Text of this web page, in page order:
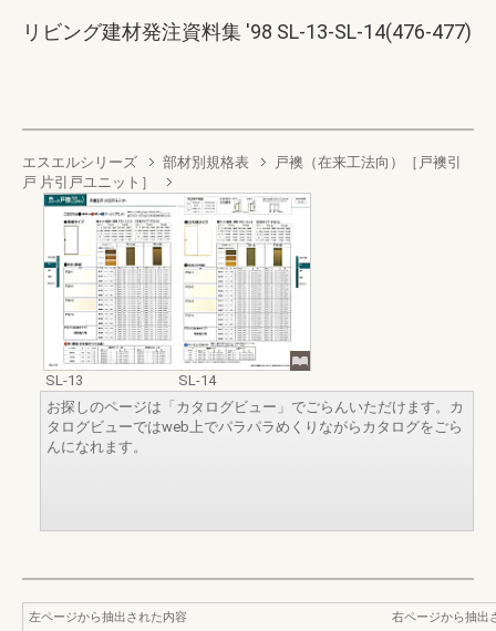
リビング建材発注資料集 '98 SL-13-SL-14(476-477)
エスエルシリーズ 部材別規格表
戸襖（在来工法向）［戸襖引
戸 片引戸ユニット］
SL-13
SL-14
お探しのページは「カタログビュー」でごらんいただけます。カ
タログビューではweb上でパラパラめくりながらカタログをごら
んになれます。
左ページから抽出された内容
右ページから抽出